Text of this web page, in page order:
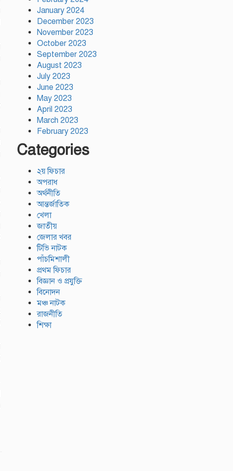
January 2024
December 2023
November 2023
October 2023
September 2023
August 2023
July 2023
June 2023
May 2023
April 2023
March 2023
February 2023
Categories
২য় ফিচার
অপরাধ
অর্থনীতি
আন্তর্জাতিক
খেলা
জাতীয়
জেলার খবর
টিভি নাটক
পাঁচমিশালী
প্রথম ফিচার
বিজ্ঞান ও প্রযুক্তি
বিনোদন
মঞ্চ নাটক
রাজনীতি
শিক্ষা